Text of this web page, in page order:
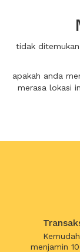
tidak
apakah anda
merasa lokasi
menjamin